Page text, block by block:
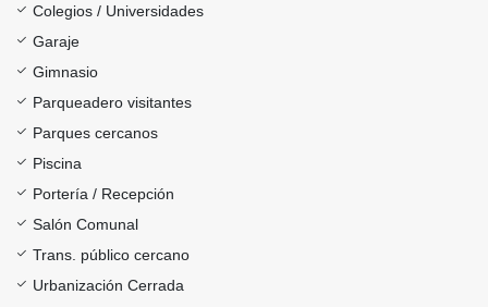
Colegios / Universidades
Garaje
Gimnasio
Parqueadero visitantes
Parques cercanos
Piscina
Portería / Recepción
Salón Comunal
Trans. público cercano
Urbanización Cerrada